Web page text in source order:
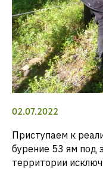
02.07.2022
Приступаем к
бурение 53 ям под
территории